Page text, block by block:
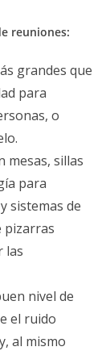
reuniones:
grandes que
para
o
mesas, sillas
para
sistemas de
pizarras
las
nivel de
el ruido
al mismo